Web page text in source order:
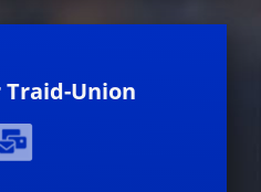
Union